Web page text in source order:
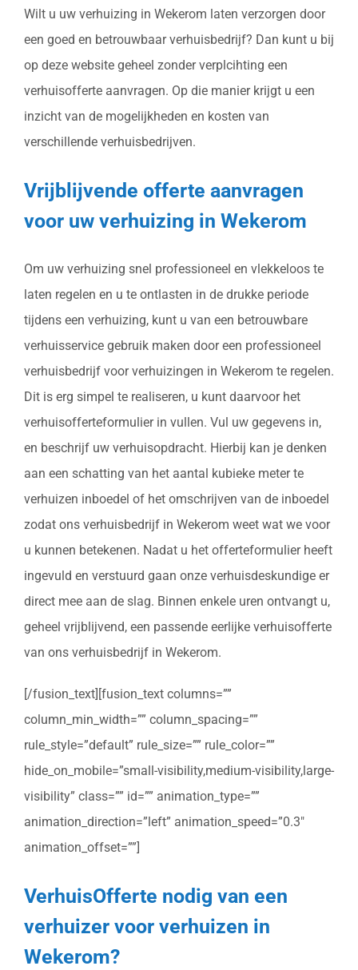
Wilt u uw verhuizing in Wekerom laten verzorgen door
een goed en betrouwbaar verhuisbedrijf? Dan kunt u bij
op deze website geheel zonder verplcihting een
verhuisofferte aanvragen. Op die manier krijgt u een
inzicht van de mogelijkheden en kosten van
verschillende verhuisbedrijven.
Vrijblijvende offerte aanvragen
voor uw verhuizing in Wekerom
Om uw verhuizing snel professioneel en vlekkeloos te
laten regelen en u te ontlasten in de drukke periode
tijdens een verhuizing, kunt u van een betrouwbare
verhuisservice gebruik maken door een professioneel
verhuisbedrijf voor verhuizingen in Wekerom te regelen.
Dit is erg simpel te realiseren, u kunt daarvoor het
verhuisofferteformulier in vullen. Vul uw gegevens in,
en beschrijf uw verhuisopdracht. Hierbij kan je denken
aan een schatting van het aantal kubieke meter te
verhuizen inboedel of het omschrijven van de inboedel
zodat ons verhuisbedrijf in Wekerom weet wat we voor
u kunnen betekenen. Nadat u het offerteformulier heeft
ingevuld en verstuurd gaan onze verhuisdeskundige er
direct mee aan de slag. Binnen enkele uren ontvangt u,
geheel vrijblijvend, een passende eerlijke verhuisofferte
van ons verhuisbedrijf in Wekerom.
[/fusion_text][fusion_text columns=””
column_min_width=”” column_spacing=””
rule_style=”default” rule_size=”” rule_color=””
hide_on_mobile=”small-visibility,medium-visibility,large-
visibility” class=”” id=”” animation_type=””
animation_direction=”left” animation_speed=”0.3″
animation_offset=””]
VerhuisOfferte nodig van een
verhuizer voor verhuizen in
Wekerom?